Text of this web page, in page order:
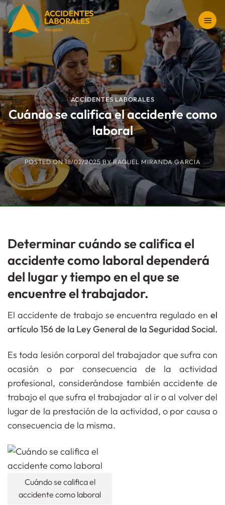
Saltar
al
contenido
ACCIDENTES LABORALES
Cuándo se califica el accidente como
laboral
POSTED ON18/02/2025 BYRAQUEL MIRANDA GARCIA
Determinar cuándo se califica el
accidente como laboral dependerá
del lugar y tiempo en el que se
encuentre el trabajador.
El accidente de trabajo se encuentra regulado en el
artículo 156 de la Ley General de la Seguridad Social.
Es toda lesión corporal del trabajador que sufra con
ocasión o por consecuencia de la actividad
profesional, considerándose también accidente de
trabajo el que sufra el trabajador al ir o al volver del
lugar de la prestación de la actividad, o por causa o
consecuencia de la misma.
Cuándo se califica el
accidente como laboral